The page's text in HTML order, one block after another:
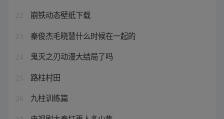
22 崩铁动态壁纸下载
23 秦俊杰毛晓慧什么时候在一起的
24 鬼灭之刃动漫大结局了吗
25 路柱村田
26 九柱训练篇